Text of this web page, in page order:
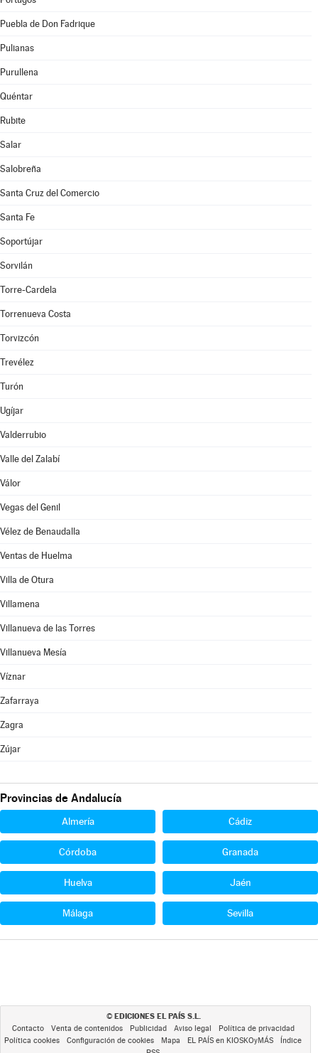
Puebla de Don Fadrique
Pulianas
Purullena
Quéntar
Rubite
Salar
Salobreña
Santa Cruz del Comercio
Santa Fe
Soportújar
Sorvilán
Torre-Cardela
Torrenueva Costa
Torvizcón
Trevélez
Turón
Ugíjar
Valderrubio
Valle del Zalabí
Válor
Vegas del Genil
Vélez de Benaudalla
Ventas de Huelma
Villa de Otura
Villamena
Villanueva de las Torres
Villanueva Mesía
Víznar
Zafarraya
Zagra
Zújar
Provincias de Andalucía
Almería Cádiz
Córdoba Granada
Huelva Jaén
Málaga Sevilla
© EDICIONES EL PAÍS S.L.
Contacto Venta de contenidos Publicidad Aviso legal
Política de privacidad
Política cookies
Configuración de cookies Mapa EL PAÍS en KIOSKOyMÁS
Índice